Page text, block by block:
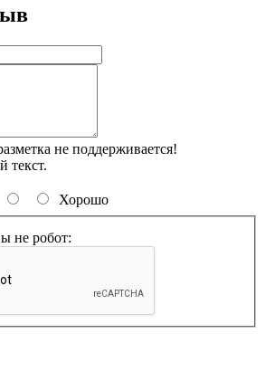
не поддерживается!
текст.
Хорошо
не робот: